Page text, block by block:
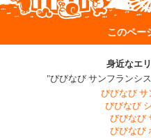
このペー
身近なエ
"びびなび サンフランシ
びびなび サ
びびなび
びびなび
びびなび